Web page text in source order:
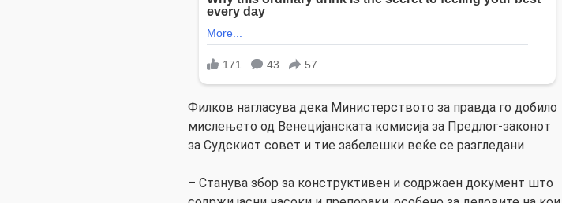
Филков нагласува дека Министерството за правда го добило
мислењето од Венецијанската комисија за Предлог-законот
за Судскиот совет и тие забелешки веќе се разгледани
– Станува збор за конструктивен и содржаен документ што